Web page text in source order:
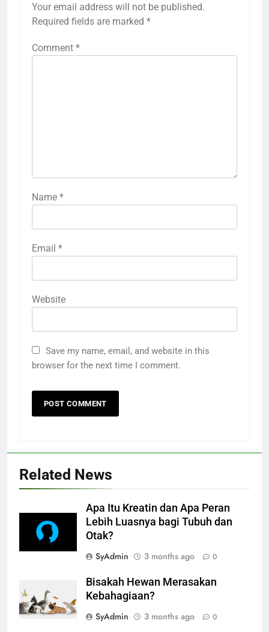
Your email address will not be published.
Required fields are marked *
Comment *
Name *
Email *
Website
Save my name, email, and website in this
browser for the next time I comment.
Related News
Apa Itu Kreatin dan Apa Peran
Lebih Luasnya bagi Tubuh dan
Otak?
SyAdmin
3 months ago 0
Bisakah Hewan Merasakan
Kebahagiaan?
SyAdmin
3 months ago 0